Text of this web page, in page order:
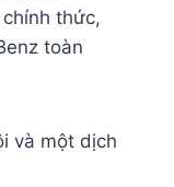
thức,
toàn
và một dịch